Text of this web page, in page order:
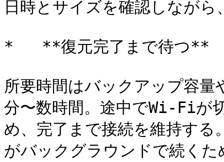
日時とサイズを確認しなが
*   **復元完了まで待つ**
所要時間はバックアップ容
分〜数時間。途中でWi-Fiが
め、完了まで接続を維持す
がバックグラウンドで続く